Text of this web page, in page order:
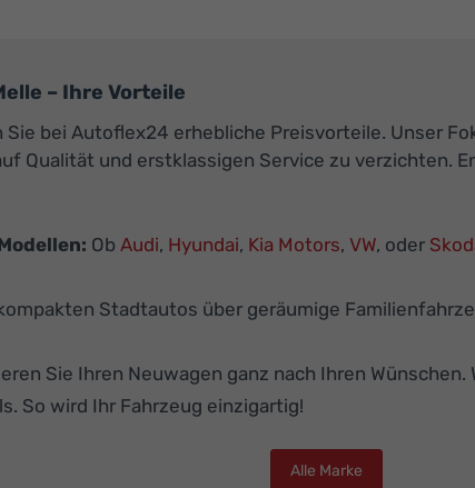
– Ihre Vorteile
bei Autoflex24 erhebliche Preisvorteile. Unser
Qualität und erstklassigen Service zu verzichten.
Ob Audi, Hyundai, Kia Motors, VW, oder
Stadtautos über geräumige
Sie Ihren Neuwagen ganz nach Ihren
So wird Ihr Fahrzeug einzigartig!
Alle Marke